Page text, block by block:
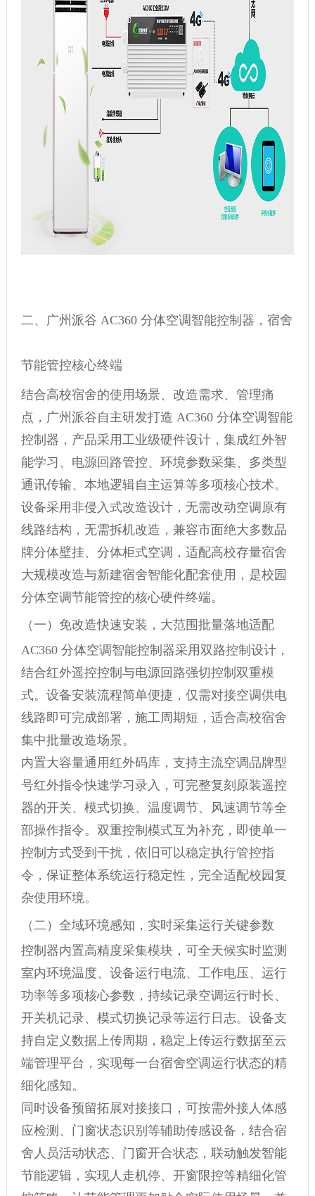
二、广州派谷 AC360 分体空调智能控制器，宿舍
节能管控核心终端
结合高校宿舍的使用场景、改造需求、管理痛
点，广州派谷自主研发打造 AC360 分体空调智能
控制器，产品采用工业级硬件设计，集成红外智
能学习、电源回路管控、环境参数采集、多类型
通讯传输、本地逻辑自主运算等多项核心技术。
设备采用非侵入式改造设计，无需改动空调原有
线路结构，无需拆机改造，兼容市面绝大多数品
牌分体壁挂、分体柜式空调，适配高校存量宿舍
大规模改造与新建宿舍智能化配套使用，是校园
分体空调节能管控的核心硬件终端。
（一）免改造快速安装，大范围批量落地适配
AC360 分体空调智能控制器采用双路控制设计，
结合红外遥控控制与电源回路强切控制双重模
式。设备安装流程简单便捷，仅需对接空调供电
线路即可完成部署，施工周期短，适合高校宿舍
集中批量改造场景。
内置大容量通用红外码库，支持主流空调品牌型
号红外指令快速学习录入，可完整复刻原装遥控
器的开关、模式切换、温度调节、风速调节等全
部操作指令。双重控制模式互为补充，即使单一
控制方式受到干扰，依旧可以稳定执行管控指
令，保证整体系统运行稳定性，完全适配校园复
杂使用环境。
（二）全域环境感知，实时采集运行关键参数
控制器内置高精度采集模块，可全天候实时监测
室内环境温度、设备运行电流、工作电压、运行
功率等多项核心参数，持续记录空调运行时长、
开关机记录、模式切换记录等运行日志。设备支
持自定义数据上传周期，稳定上传运行数据至云
端管理平台，实现每一台宿舍空调运行状态的精
细化感知。
同时设备预留拓展对接接口，可按需外接人体感
应检测、门窗状态识别等辅助传感设备，结合宿
舍人员活动状态、门窗开合状态，联动触发智能
节能逻辑，实现人走机停、开窗限控等精细化管